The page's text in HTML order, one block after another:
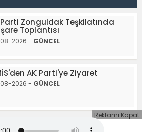
Parti Zonguldak Teşkilatında
Toplantısı
2026 - GÜNCEL
AK Parti'ye Ziyaret
2026 - GÜNCEL
Reklamı Kapat